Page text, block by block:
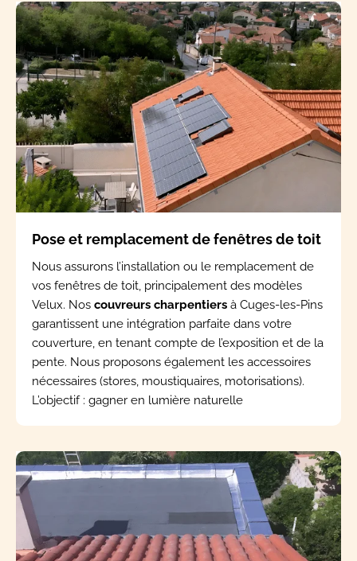
Pose et remplacement de fenêtres de toit
Nous assurons l’installation ou le remplacement de
vos fenêtres de toit, principalement des modèles
Velux. Nos couvreurs charpentiers à Cuges-les-Pins
garantissent une intégration parfaite dans votre
couverture, en tenant compte de l’exposition et de la
pente. Nous proposons également les accessoires
nécessaires (stores, moustiquaires, motorisations).
L’objectif : gagner en lumière naturelle